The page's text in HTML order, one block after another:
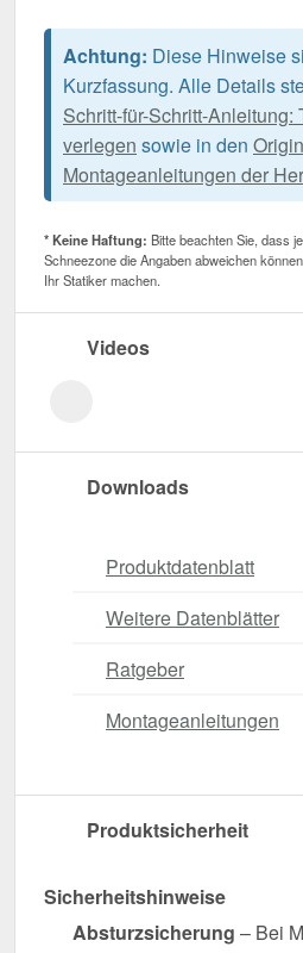
Achtung: Diese Hinweise
Kurzfassung. Alle Details
Schritt-für-Schritt-Anleitung:
verlegen sowie in den
Montageanleitungen der
* Keine Haftung: Bitte beachten Sie, dass
Schneezone die Angaben abweichen
Ihr Statiker machen.
Videos
Downloads
Produktdatenblatt
Weitere Datenblätter
Ratgeber
Montageanleitungen
Produktsicherheit
Sicherheitshinweise
Absturzsicherung – Bei